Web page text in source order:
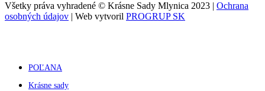
Všetky práva vyhradené © Krásne Sady Mlynica 2023 | Ochrana
osobných údajov | Web vytvoril PROGRUP SK
POĽANA
Krásne sady